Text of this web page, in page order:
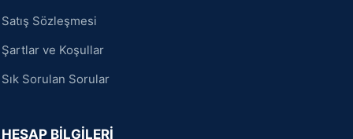
Satış Sözleşmesi
Şartlar ve Koşullar
Sık Sorulan Sorular
HESAP BİLGİLERİ